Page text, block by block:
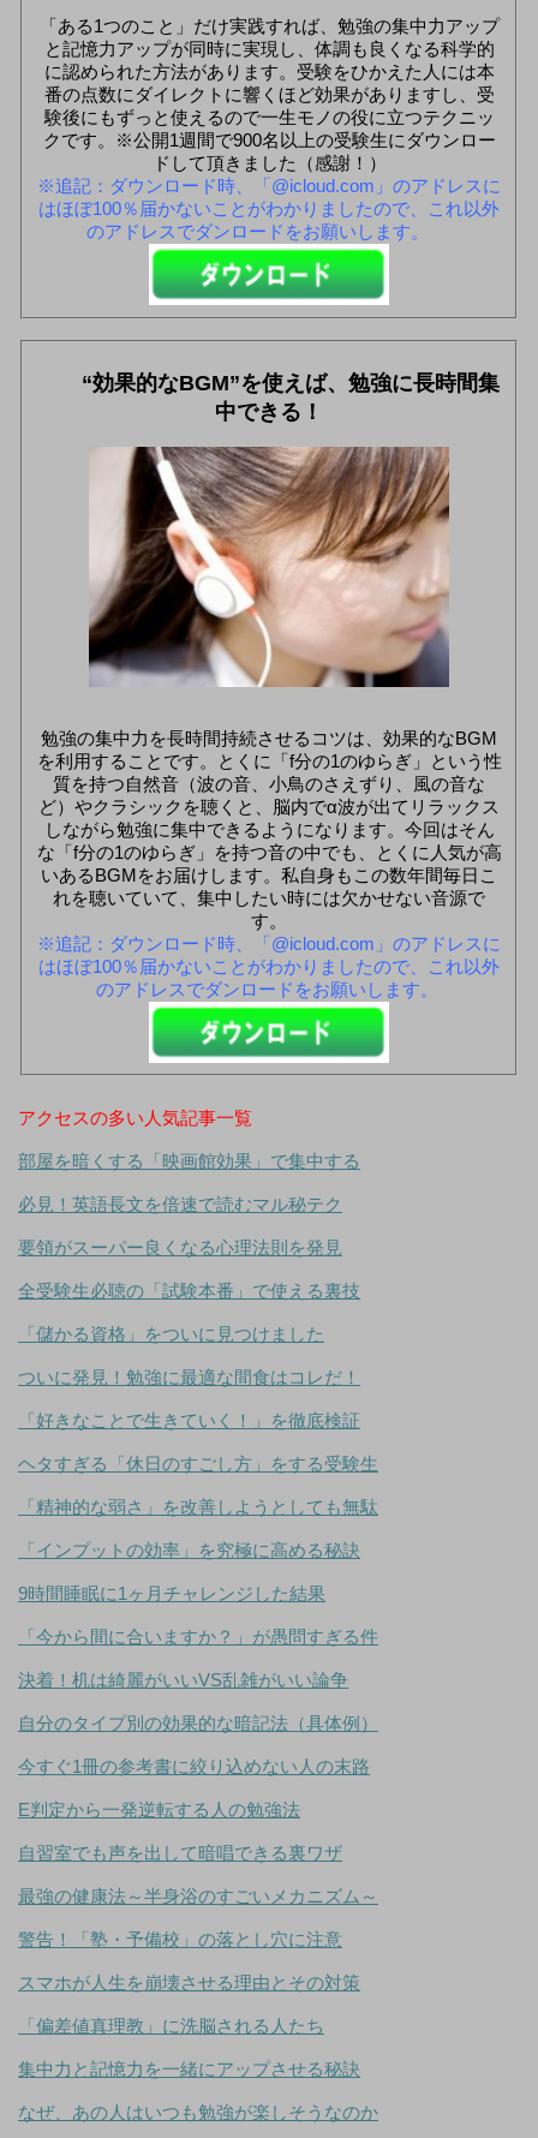
「ある1つのこと」だけ実践すれば、勉強の集中力アップ
と記憶力アップが同時に実現し、体調も良くなる科学的
に認められた方法があります。受験をひかえた人には本
番の点数にダイレクトに響くほど効果がありますし、受
験後にもずっと使えるので一生モノの役に立つテクニッ
クです。※公開1週間で900名以上の受験生にダウンロー
ドして頂きました（感謝！）
※追記：ダウンロード時、「@icloud.com」のアドレスに
はほぼ100％届かないことがわかりましたので、これ以外
のアドレスでダンロードをお願いします。
“効果的なBGM”を使えば、勉強に長時間集
中できる！
勉強の集中力を長時間持続させるコツは、効果的なBGM
を利用することです。とくに「f分の1のゆらぎ」という性
質を持つ自然音（波の音、小鳥のさえずり、風の音な
ど）やクラシックを聴くと、脳内でα波が出てリラックス
しながら勉強に集中できるようになります。今回はそん
な「f分の1のゆらぎ」を持つ音の中でも、とくに人気が高
いあるBGMをお届けします。私自身もこの数年間毎日こ
れを聴いていて、集中したい時には欠かせない音源で
す。
※追記：ダウンロード時、「@icloud.com」のアドレスに
はほぼ100％届かないことがわかりましたので、これ以外
のアドレスでダンロードをお願いします。
アクセスの多い人気記事一覧
部屋を暗くする「映画館効果」で集中する
必見！英語長文を倍速で読むマル秘テク
要領がスーパー良くなる心理法則を発見
全受験生必聴の「試験本番」で使える裏技
「儲かる資格」をついに見つけました
ついに発見！勉強に最適な間食はコレだ！
「好きなことで生きていく！」を徹底検証
ヘタすぎる「休日のすごし方」をする受験生
「精神的な弱さ」を改善しようとしても無駄
「インプットの効率」を究極に高める秘訣
9時間睡眠に1ヶ月チャレンジした結果
「今から間に合いますか？」が愚問すぎる件
決着！机は綺麗がいいVS乱雑がいい論争
自分のタイプ別の効果的な暗記法（具体例）
今すぐ1冊の参考書に絞り込めない人の末路
E判定から一発逆転する人の勉強法
自習室でも声を出して暗唱できる裏ワザ
最強の健康法～半身浴のすごいメカニズム～
警告！「塾・予備校」の落とし穴に注意
スマホが人生を崩壊させる理由とその対策
「偏差値真理教」に洗脳される人たち
集中力と記憶力を一緒にアップさせる秘訣
なぜ、あの人はいつも勉強が楽しそうなのか